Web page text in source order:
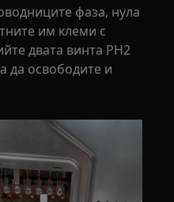
фаза, нула
им клеми с
двата винта PH2
да освободите и